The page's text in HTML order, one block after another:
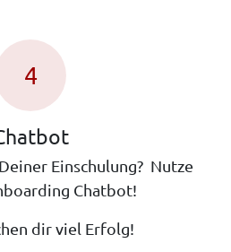
4
Einschulung? Nutze
Chatbot!
dir viel Erfolg!